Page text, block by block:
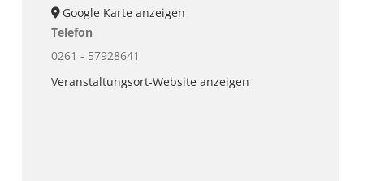
Google Karte anzeigen
Telefon
0261 - 57928641
Veranstaltungsort-Website anzeigen